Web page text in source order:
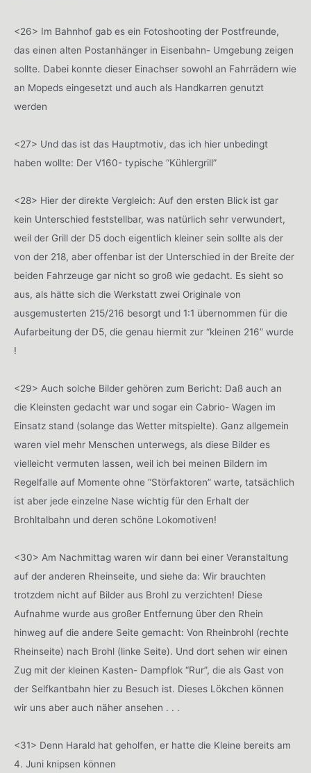
<26> Im Bahnhof gab es ein Fotoshooting der Postfreunde,
das einen alten Postanhänger in Eisenbahn- Umgebung zeigen
sollte. Dabei konnte dieser Einachser sowohl an Fahrrädern wie
an Mopeds eingesetzt und auch als Handkarren genutzt
werden
<27> Und das ist das Hauptmotiv, das ich hier unbedingt
haben wollte: Der V160- typische “Kühlergrill”
<28> Hier der direkte Vergleich: Auf den ersten Blick ist gar
kein Unterschied feststellbar, was natürlich sehr verwundert,
weil der Grill der D5 doch eigentlich kleiner sein sollte als der
von der 218, aber offenbar ist der Unterschied in der Breite der
beiden Fahrzeuge gar nicht so groß wie gedacht. Es sieht so
aus, als hätte sich die Werkstatt zwei Originale von
ausgemusterten 215/216 besorgt und 1:1 übernommen für die
Aufarbeitung der D5, die genau hiermit zur “kleinen 216” wurde
!
<29> Auch solche Bilder gehören zum Bericht: Daß auch an
die Kleinsten gedacht war und sogar ein Cabrio- Wagen im
Einsatz stand (solange das Wetter mitspielte). Ganz allgemein
waren viel mehr Menschen unterwegs, als diese Bilder es
vielleicht vermuten lassen, weil ich bei meinen Bildern im
Regelfalle auf Momente ohne “Störfaktoren” warte, tatsächlich
ist aber jede einzelne Nase wichtig für den Erhalt der
Brohltalbahn und deren schöne Lokomotiven!
<30> Am Nachmittag waren wir dann bei einer Veranstaltung
auf der anderen Rheinseite, und siehe da: Wir brauchten
trotzdem nicht auf Bilder aus Brohl zu verzichten! Diese
Aufnahme wurde aus großer Entfernung über den Rhein
hinweg auf die andere Seite gemacht: Von Rheinbrohl (rechte
Rheinseite) nach Brohl (linke Seite). Und dort sehen wir einen
Zug mit der kleinen Kasten- Dampflok “Rur”, die als Gast von
der Selfkantbahn hier zu Besuch ist. Dieses Lökchen können
wir uns aber auch näher ansehen . . .
<31> Denn Harald hat geholfen, er hatte die Kleine bereits am
4. Juni knipsen können